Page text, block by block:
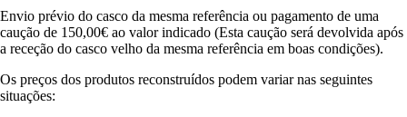
Envio prévio do casco da mesma referência ou pagamento de uma
caução de 150,00€ ao valor indicado (Esta caução será devolvida após
a receção do casco velho da mesma referência em boas condições).
Os preços dos produtos reconstruídos podem variar nas seguintes
situações: